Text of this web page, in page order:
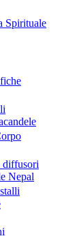
Spirituale
diffusori
Nepal